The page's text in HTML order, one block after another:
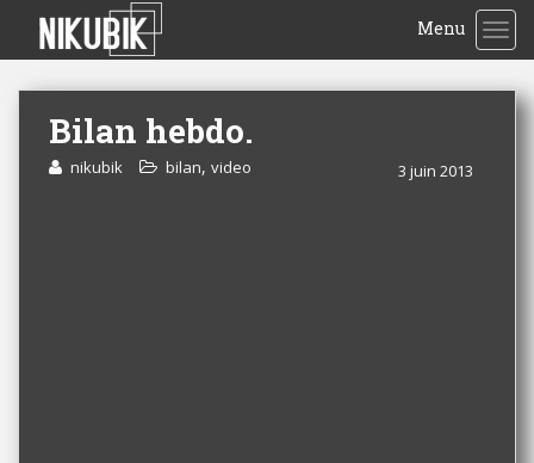
Menu
Bilan hebdo.
3 juin 2013
nikubik bilan, video